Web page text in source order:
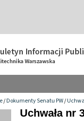
/Dokumenty Senatu PW/
Uchwała nr